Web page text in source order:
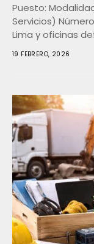
Puesto:
Servicios)
Lima y oficinas
19 FEBRERO, 2026